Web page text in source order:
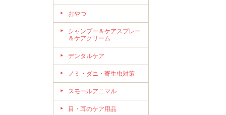
おやつ
シャンプー＆ケアスプレー
＆ケアクリーム
デンタルケア
ノミ・ダニ・寄生虫対策
スモールアニマル
目・耳のケア用品